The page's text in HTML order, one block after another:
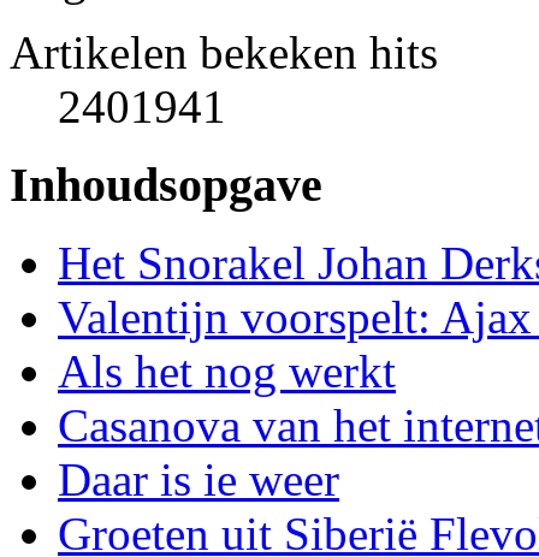
Artikelen bekeken hits
2401941
Inhoudsopgave
Het Snorakel Johan
Valentijn voorspelt:
Als het nog werkt
Casanova van het
Daar is ie weer
Groeten uit Siberië